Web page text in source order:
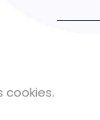
cookies.